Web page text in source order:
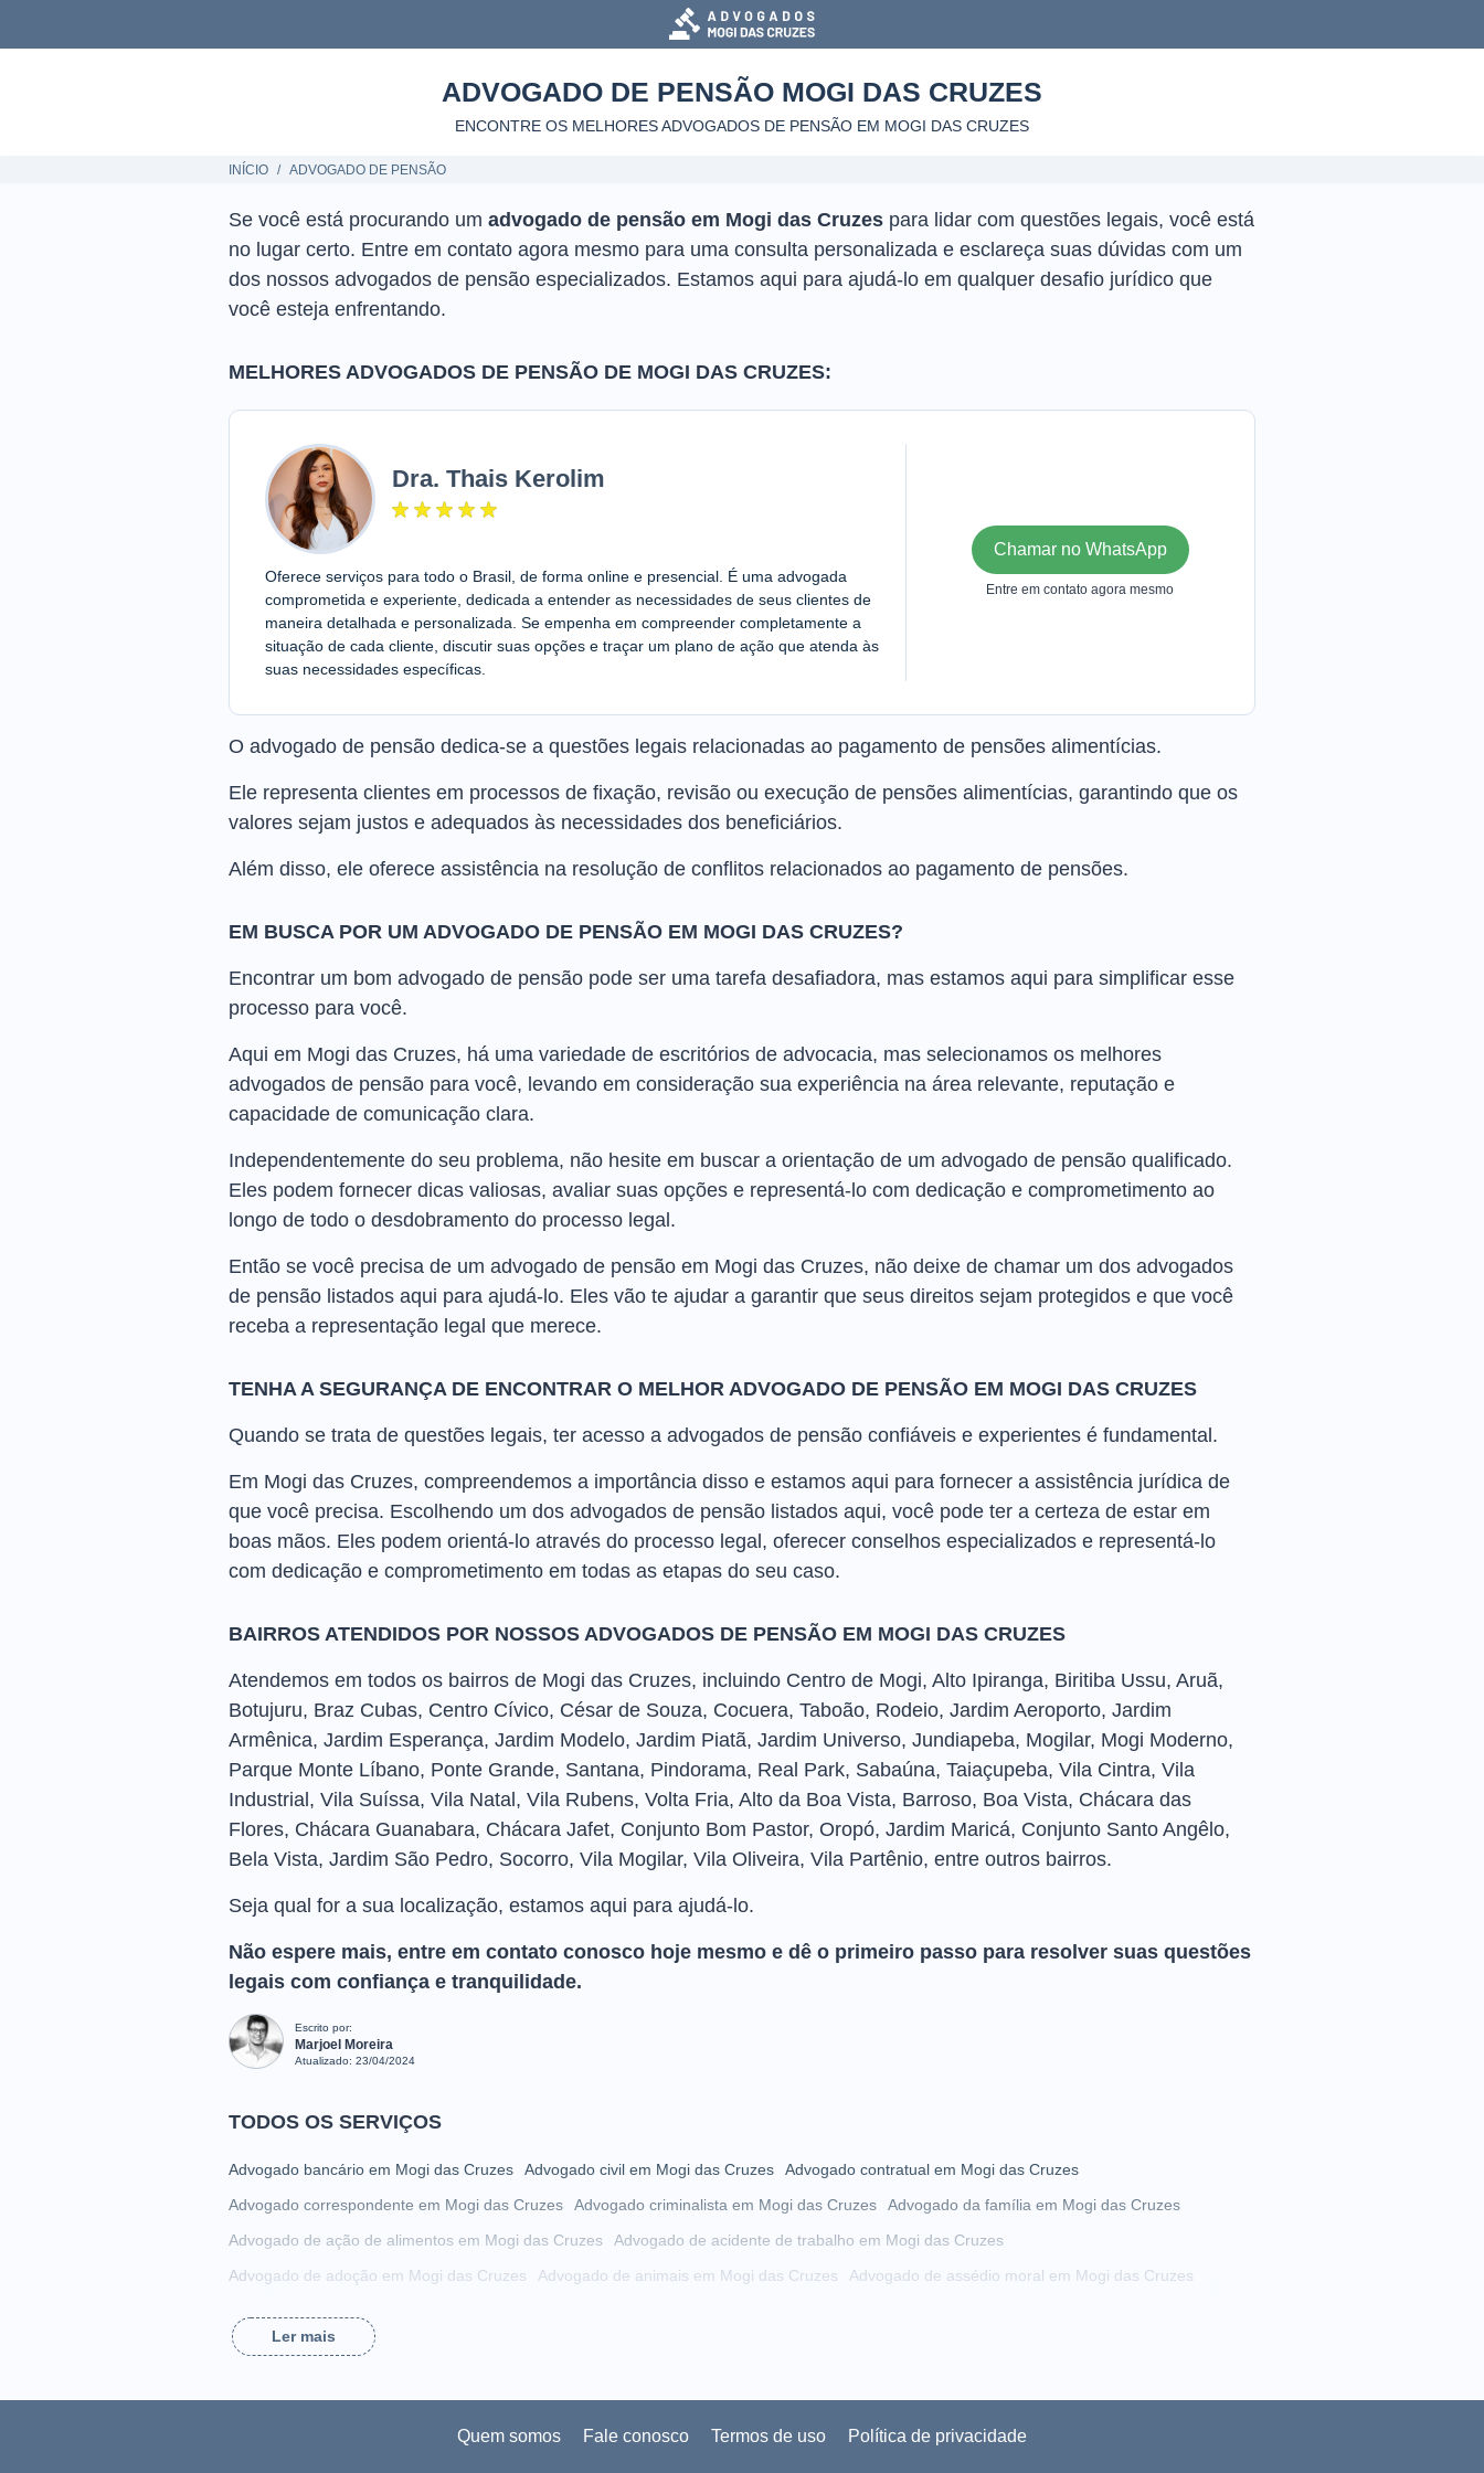
ADVOGADO DE PENSÃO MOGI DAS CRUZES
ENCONTRE OS MELHORES ADVOGADOS DE PENSÃO EM MOGI DAS CRUZES
INÍCIO ADVOGADO DE PENSÃO
Se você está procurando um advogado de pensão em Mogi das Cruzes para lidar com questões legais, você está
no lugar certo. Entre em contato agora mesmo para uma consulta personalizada e esclareça suas dúvidas com um
dos nossos advogados de pensão especializados. Estamos aqui para ajudá-lo em qualquer desafio jurídico que
você esteja enfrentando.
MELHORES ADVOGADOS DE PENSÃO DE MOGI DAS CRUZES:
Dra. Thais Kerolim
Oferece serviços para todo o Brasil, de forma online e presencial. É uma advogada
comprometida e experiente, dedicada a entender as necessidades de seus clientes de
maneira detalhada e personalizada. Se empenha em compreender completamente a
situação de cada cliente, discutir suas opções e traçar um plano de ação que atenda às
suas necessidades específicas.
Chamar no WhatsApp
Entre em contato agora mesmo
O advogado de pensão dedica-se a questões legais relacionadas ao pagamento de pensões alimentícias.
Ele representa clientes em processos de fixação, revisão ou execução de pensões alimentícias, garantindo que os
valores sejam justos e adequados às necessidades dos beneficiários.
Além disso, ele oferece assistência na resolução de conflitos relacionados ao pagamento de pensões.
EM BUSCA POR UM ADVOGADO DE PENSÃO EM MOGI DAS CRUZES?
Encontrar um bom advogado de pensão pode ser uma tarefa desafiadora, mas estamos aqui para simplificar esse
processo para você.
Aqui em Mogi das Cruzes, há uma variedade de escritórios de advocacia, mas selecionamos os melhores
advogados de pensão para você, levando em consideração sua experiência na área relevante, reputação e
capacidade de comunicação clara.
Independentemente do seu problema, não hesite em buscar a orientação de um advogado de pensão qualificado.
Eles podem fornecer dicas valiosas, avaliar suas opções e representá-lo com dedicação e comprometimento ao
longo de todo o desdobramento do processo legal.
Então se você precisa de um advogado de pensão em Mogi das Cruzes, não deixe de chamar um dos advogados
de pensão listados aqui para ajudá-lo. Eles vão te ajudar a garantir que seus direitos sejam protegidos e que você
receba a representação legal que merece.
TENHA A SEGURANÇA DE ENCONTRAR O MELHOR ADVOGADO DE PENSÃO EM MOGI DAS CRUZES
Quando se trata de questões legais, ter acesso a advogados de pensão confiáveis e experientes é fundamental.
Em Mogi das Cruzes, compreendemos a importância disso e estamos aqui para fornecer a assistência jurídica de
que você precisa. Escolhendo um dos advogados de pensão listados aqui, você pode ter a certeza de estar em
boas mãos. Eles podem orientá-lo através do processo legal, oferecer conselhos especializados e representá-lo
com dedicação e comprometimento em todas as etapas do seu caso.
BAIRROS ATENDIDOS POR NOSSOS ADVOGADOS DE PENSÃO EM MOGI DAS CRUZES
Atendemos em todos os bairros de Mogi das Cruzes, incluindo Centro de Mogi, Alto Ipiranga, Biritiba Ussu, Aruã,
Botujuru, Braz Cubas, Centro Cívico, César de Souza, Cocuera, Taboão, Rodeio, Jardim Aeroporto, Jardim
Armênica, Jardim Esperança, Jardim Modelo, Jardim Piatã, Jardim Universo, Jundiapeba, Mogilar, Mogi Moderno,
Parque Monte Líbano, Ponte Grande, Santana, Pindorama, Real Park, Sabaúna, Taiaçupeba, Vila Cintra, Vila
Industrial, Vila Suíssa, Vila Natal, Vila Rubens, Volta Fria, Alto da Boa Vista, Barroso, Boa Vista, Chácara das
Flores, Chácara Guanabara, Chácara Jafet, Conjunto Bom Pastor, Oropó, Jardim Maricá, Conjunto Santo Angêlo,
Bela Vista, Jardim São Pedro, Socorro, Vila Mogilar, Vila Oliveira, Vila Partênio, entre outros bairros.
Seja qual for a sua localização, estamos aqui para ajudá-lo.
Não espere mais, entre em contato conosco hoje mesmo e dê o primeiro passo para resolver suas questões
legais com confiança e tranquilidade.
Escrito por:
Marjoel Moreira
Atualizado: 23/04/2024
TODOS OS SERVIÇOS
Advogado bancário em Mogi das Cruzes Advogado civil em Mogi das Cruzes
Advogado contratual em Mogi das Cruzes
Advogado correspondente em Mogi das Cruzes
Advogado criminalista em Mogi das Cruzes
Advogado da família em Mogi das Cruzes
Advogado de ação de alimentos em Mogi das Cruzes
Advogado de acidente de trabalho em Mogi das Cruzes
Advogado de adoção em Mogi das Cruzes
Advogado de animais em Mogi das Cruzes
Advogado de assédio moral em Mogi das Cruzes
Advogado de busca e apreensão em Mogi das Cruzes
Ler mais
Quem somos Fale conosco Termos de uso Política de privacidade